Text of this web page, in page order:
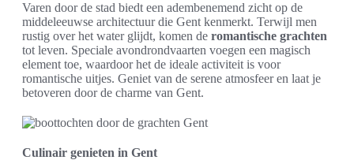
Varen door de stad biedt een adembenemend zicht op de
middeleeuwse architectuur die Gent kenmerkt. Terwijl men
rustig over het water glijdt, komen de romantische grachten
tot leven. Speciale avondrondvaarten voegen een magisch
element toe, waardoor het de ideale activiteit is voor
romantische uitjes. Geniet van de serene atmosfeer en laat je
betoveren door de charme van Gent.
Culinair genieten in Gent